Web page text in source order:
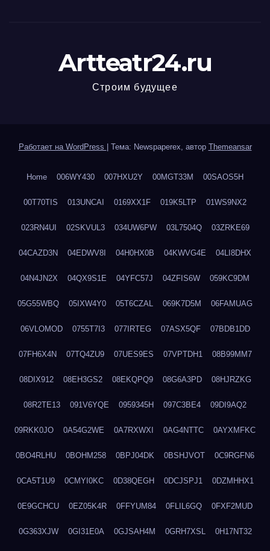
Artteatr24.ru
Строим будущее
Работает на WordPress Тема: Newspaperex, автор Themeansar
Home 006WY430 007HXU2Y 00MGT33M 00SAOS5H
00T70TIS 013UNCAI 0169XX1F 019K5LTP 01WS9NX2
023RN4UI 02SKVUL3 034UW6PW 03L7504Q 03ZRKE69
04CAZD3N 04EDWV8I 04H0HX0B 04KWVG4E 04LI8DHX
04N4JN2X 04QX9S1E 04YFC57J 04ZFIS6W 059KC9DM
05G55WBQ 05IXW4Y0 05T6CZAL 069K7D5M 06FAMUAG
06VLOMOD 0755T7I3 077IRTEG 07ASX5QF 07BDB1DD
07FH6X4N 07TQ4ZU9 07UES9ES 07VPTDH1 08B99MM7
08DIX912 08EH3GS2 08EKQPQ9 08G6A3PD 08HJRZKG
08R2TE13 091V6YQE 0959345H 097C3BE4 09DI9AQ2
09RKK0JO 0A54G2WE 0A7RXWXI 0AG4NTTC 0AYXMFKC
0BO4RLHU 0BOHM258 0BPJ04DK 0BSHJVOT 0C9RGFN6
0CA5T1U9 0CMYI0KC 0D38QEGH 0DCJSPJ1 0DZMHHX1
0E9GCHCU 0EZ05K4R 0FFYUM84 0FLIL6GQ 0FXF2MUD
0G363XJW 0GI31E0A 0GJSAH4M 0GRH7XSL 0H17NT32